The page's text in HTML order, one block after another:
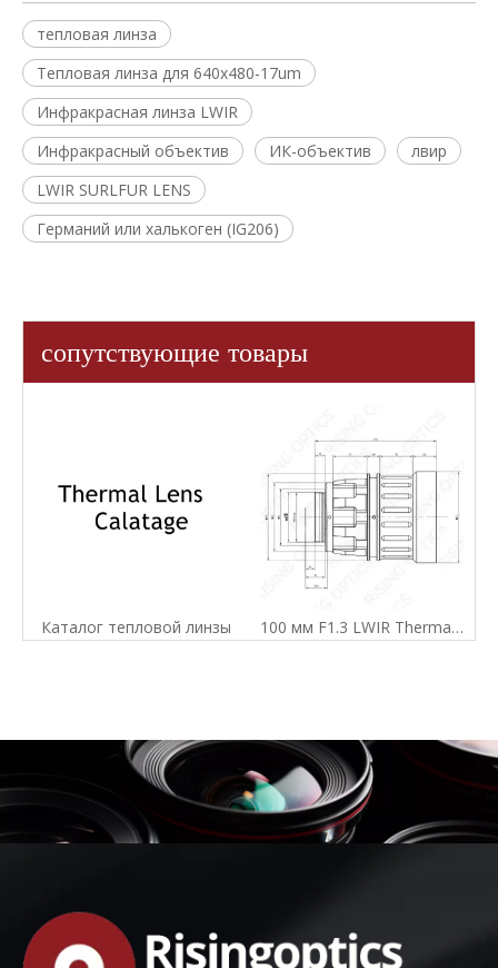
тепловая линза
Тепловая линза для 640x480-17um
Инфракрасная линза LWIR
Инфракрасный объектив
ИК-объектив
лвир
LWIR SURLFUR LENS
Германий или халькоген (IG206)
сопутствующие товары
Каталог тепловой линзы 100 мм F1.3 LWIR Thermal Imager Lens для 640x512-17UM